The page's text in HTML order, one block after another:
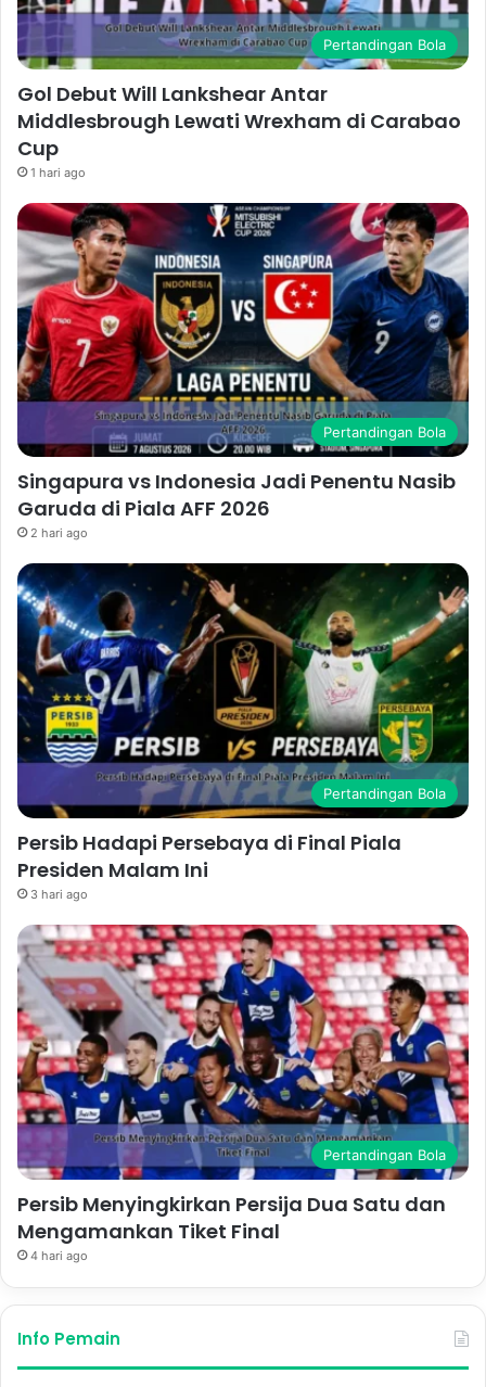
Pertandingan Bola
Gol Debut Will Lankshear Antar
Middlesbrough Lewati Wrexham di Carabao
Cup
1 hari ago
Pertandingan Bola
Singapura vs Indonesia Jadi Penentu Nasib
Garuda di Piala AFF 2026
2 hari ago
Pertandingan Bola
Persib Hadapi Persebaya di Final Piala
Presiden Malam Ini
3 hari ago
Pertandingan Bola
Persib Menyingkirkan Persija Dua Satu dan
Mengamankan Tiket Final
4 hari ago
Info Pemain